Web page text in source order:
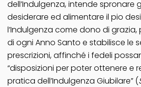
dell’Indulgenza, intende spronare
desiderare ed alimentare il pio
l’Indulgenza come dono di
di ogni Anno Santo e stabilisce le
prescrizioni, affinché i fedeli
“disposizioni per poter ottenere e
pratica dell’Indulgenza Giubilare” (